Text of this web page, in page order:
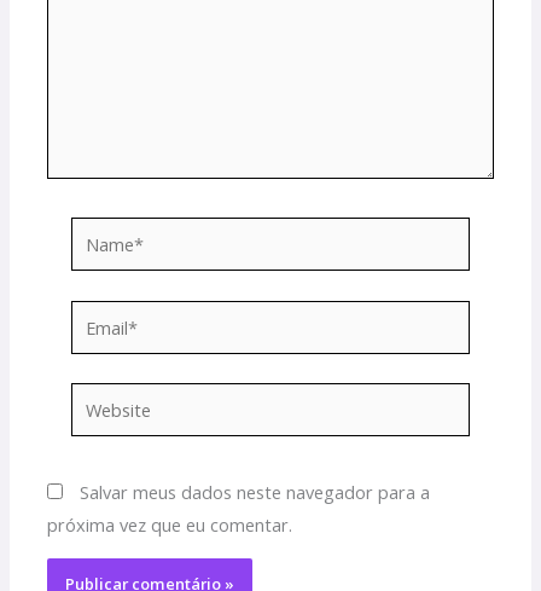
Website
Salvar meus dados neste navegador para a
próxima vez que eu comentar.